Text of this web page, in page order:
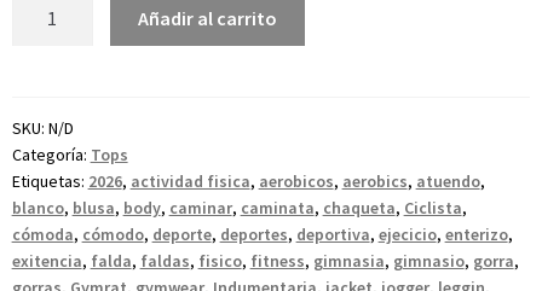
Añadir al carrito
SKU: N/D
Categoría: Tops
Etiquetas: 2026, actividad fisica, aerobicos, aerobics, atuendo,
blanco, blusa, body, caminar, caminata, chaqueta, Ciclista,
cómoda, cómodo, deporte, deportes, deportiva, ejecicio, enterizo,
exitencia, falda, faldas, fisico, fitness, gimnasia, gimnasio, gorra,